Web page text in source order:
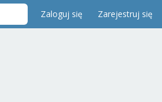
Zaloguj się Zarejestruj się